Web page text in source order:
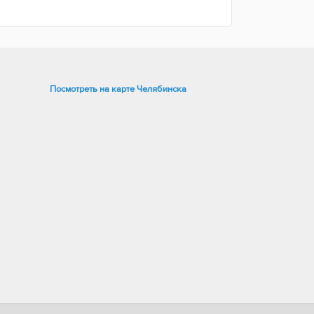
Посмотреть на карте Челябинска